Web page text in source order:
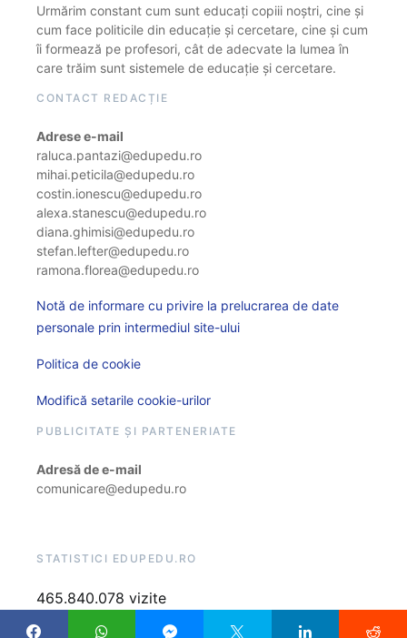
Urmărim constant cum sunt educați copiii noștri, cine și
cum face politicile din educație și cercetare, cine și cum
îi formează pe profesori, cât de adecvate la lumea în
care trăim sunt sistemele de educație și cercetare.
CONTACT REDACȚIE
Adrese e-mail
raluca.pantazi@edupedu.ro
mihai.peticila@edupedu.ro
costin.ionescu@edupedu.ro
alexa.stanescu@edupedu.ro
diana.ghimisi@edupedu.ro
stefan.lefter@edupedu.ro
ramona.florea@edupedu.ro
Notă de informare cu privire la prelucrarea de date
personale prin intermediul site-ului
Politica de cookie
Modifică setarile cookie-urilor
PUBLICITATE ȘI PARTENERIATE
Adresă de e-mail
comunicare@edupedu.ro
STATISTICI EDUPEDU.RO
465.840.078 vizite